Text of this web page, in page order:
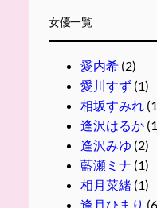
女優一覧
愛内希(2)
愛川すず(1)
相坂すみれ
逢沢はるか
逢沢みゆ (2)
藍瀬ミナ (1)
相月菜緒(1)
逢月ひまり